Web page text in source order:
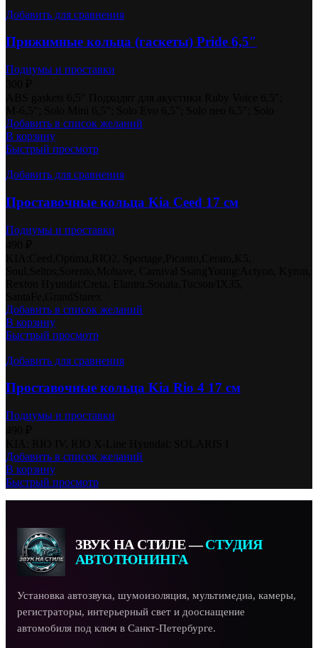
Добавить для сравнения
Прижимные кольца (гаскеты) Pride 6,5″
Подиумы и проставки
Добавить в список желаний
В корзину
Быстрый просмотр
Добавить для сравнения
Проставочные кольца Kia Ceed 17 см
Подиумы и проставки
Добавить в список желаний
В корзину
Быстрый просмотр
Добавить для сравнения
Проставочные кольца Kia Rio 4 17 см
Подиумы и проставки
Добавить в список желаний
В корзину
Быстрый просмотр
ЗВУК НА СТИЛЕ —СТУДИЯ
АВТОТЮНИНГА
Установка автозвука, шумоизоляция, мультимедиа, камеры,
регистраторы, интерьерный свет и дооснащение
автомобиля под ключ в Санкт-Петербурге.